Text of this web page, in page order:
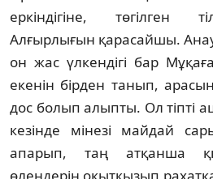
еркіндігіне, төгілген
Алғырлығын қарасайшы.
он жас үлкендігі бар
екенін бірден танып,
дос болып алыпты. Ол тіпті
кезінде мінезі майдай
апарып, таң атқанша
өлеңдерін оқытқызып